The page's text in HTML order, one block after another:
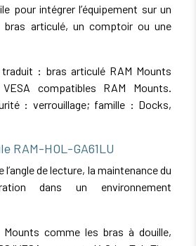
pour intégrer l’équipement sur un
bras articulé, un comptoir ou une
: bras articulé RAM Mounts
compatibles RAM Mounts.
: verrouillage; famille : Docks,
RAM-HOL-GA61LU
l’angle de lecture, la maintenance du
dans un environnement
comme les bras à douille,